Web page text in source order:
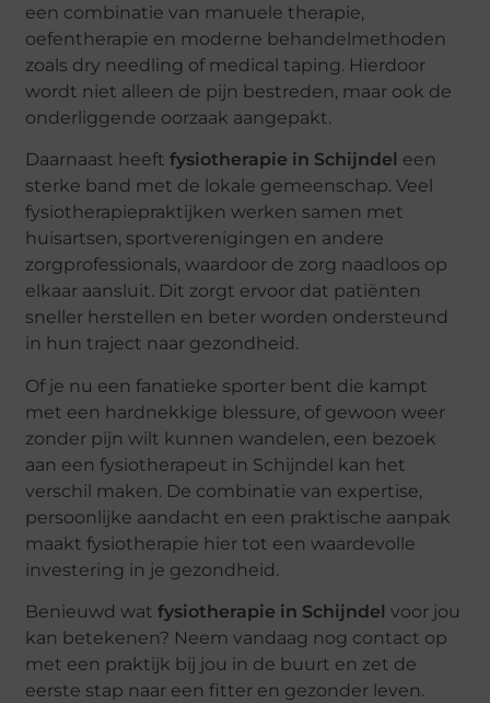
een combinatie van manuele therapie,
oefentherapie en moderne behandelmethoden
zoals dry needling of medical taping. Hierdoor
wordt niet alleen de pijn bestreden, maar ook de
onderliggende oorzaak aangepakt.
Daarnaast heeftfysiotherapie in Schijndel een
sterke band met de lokale gemeenschap. Veel
fysiotherapiepraktijken werken samen met
huisartsen, sportverenigingen en andere
zorgprofessionals, waardoor de zorg naadloos op
elkaar aansluit. Dit zorgt ervoor dat patiënten
sneller herstellen en beter worden ondersteund
in hun traject naar gezondheid.
Of je nu een fanatieke sporter bent die kampt
met een hardnekkige blessure, of gewoon weer
zonder pijn wilt kunnen wandelen, een bezoek
aan een fysiotherapeut in Schijndel kan het
verschil maken. De combinatie van expertise,
persoonlijke aandacht en een praktische aanpak
maakt fysiotherapie hier tot een waardevolle
investering in je gezondheid.
Benieuwd watfysiotherapie in Schijndel voor jou
kan betekenen? Neem vandaag nog contact op
met een praktijk bij jou in de buurt en zet de
eerste stap naar een fitter en gezonder leven.